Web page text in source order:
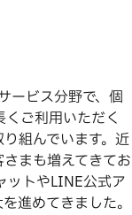
ービス分野で、個
ご利用いただく
組んでいます。近
まも増えてきてお
ットやLINE公式ア
進めてきました。